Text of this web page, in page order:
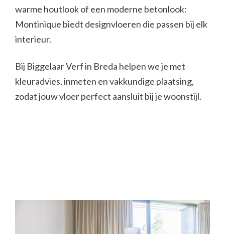
warme houtlook of een moderne betonlook:
Montinique biedt designvloeren die passen bij elk
interieur.
Bij Biggelaar Verf in Breda helpen we je met
kleuradvies, inmeten en vakkundige plaatsing,
zodat jouw vloer perfect aansluit bij je woonstijl.